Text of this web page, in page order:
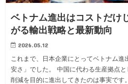
ベトナム進出はコストだけ
がる輸出戦略と最新動向
2026.05.12
これまで、日本企業にとってベトナム
安さ」でした。 中国に代わる生産拠点
削減を目的に進出してきたのは事実です